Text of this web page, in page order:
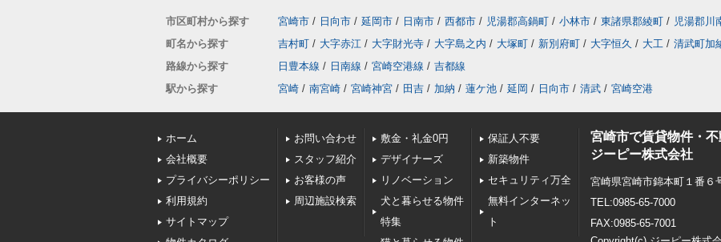
市区町村から探す 宮崎市 / 日向市 / 延岡市 / 日南市 / 西都市 / 児湯郡高鍋町 / 小林市 / 東諸県郡綾町 / 児湯郡川
町名から探す
吉村町 / 大字赤江 / 大字財光寺 / 大字島之内 / 大塚町 / 新別府町 / 大字恒久 / 大工 / 清武町加
路線から探す
日豊本線 / 日南線 / 宮崎空港線 / 吉都線
駅から探す
宮崎 / 南宮崎 / 宮崎神宮 / 田吉 / 加納 / 蓮ケ池 / 延岡 / 日向市 / 清武 / 宮崎空港
ホーム
会社概要
プライバシーポリシー
利用規約
サイトマップ
お問い合わせ
スタッフ紹介
お客様の声
周辺施設検索
敷金・礼金0円
デザイナーズ
リノベーション
犬と暮らせる物件
特集
保証人不要
新築物件
セキュリティ万全
無料インターネッ
ト
宮崎市で賃貸物件・
ジーピー株式会社
宮崎県宮崎市錦本町１番６
TEL:0985-65-7000
FAX:0985-65-7001